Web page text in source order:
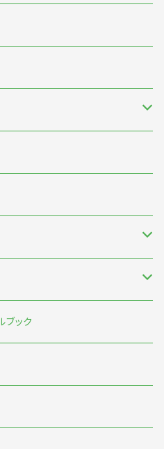
る巨大な星』刊行記念フェア
『終末パートナー』刊行記念
ブック